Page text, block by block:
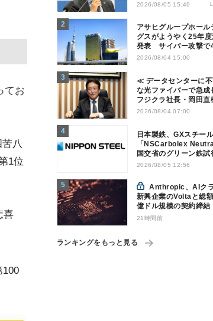
てお
八
1位
喜
100
2026/08/05 15:49
アサヒグループホール
グスがようやく25年
発表 サイバー攻撃で
益
2026/08/04 15:00
≪ データセンターに不
な光ファイバーで急
フジクラ社長・岡田直
術論「見えない技術優
2026/08/04 07:00
日本製鉄、GXスチー
「NSCarbolex
国交省のグリーン鉄試
に採用
2026/08/05 12:56
Anthropic、AIクラウド
新興企業のVoltaと総
億ドル規模の契約締結
21時間前
ランキングをもっと見る